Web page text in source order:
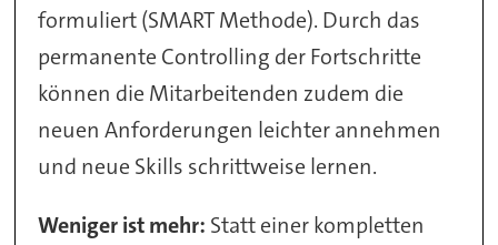
formuliert (SMART Methode). Durch das
permanente Controlling der Fortschritte
können die Mitarbeitenden zudem die
neuen Anforderungen leichter annehmen
und neue Skills schrittweise lernen.
Weniger ist mehr: Statt einer kompletten